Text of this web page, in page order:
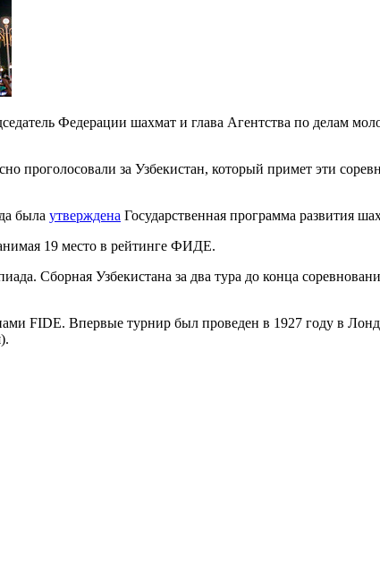
Федерации шахмат и глава Агентства по делам
проголосовали за Узбекистан, который примет эти
была утверждена Государственная программа развития
19 место в рейтинге ФИДЕ.
Сборная Узбекистана за два тура до конца
FIDE. Впервые турнир был проведен в 1927 году в